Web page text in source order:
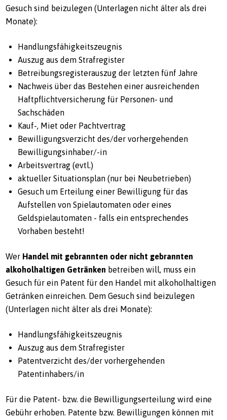
Gesuch sind beizulegen (Unterlagen nicht älter als drei
Monate):
Handlungsfähigkeitszeugnis
Auszug aus dem Strafregister
Betreibungsregisterauszug der letzten fünf Jahre
Nachweis über das Bestehen einer ausreichenden
Haftpflichtversicherung für Personen- und
Sachschäden
Kauf-, Miet oder Pachtvertrag
Bewilligungsverzicht des/der vorhergehenden
Bewilligungsinhaber/-in
Arbeitsvertrag (evtl.)
aktueller Situationsplan (nur bei Neubetrieben)
Gesuch um Erteilung einer Bewilligung für das
Aufstellen von Spielautomaten oder eines
Geldspielautomaten - falls ein entsprechendes
Vorhaben besteht!
Wer Handel mit gebrannten oder nicht gebrannten
alkoholhaltigen Getränken betreiben will, muss ein
Gesuch für ein Patent für den Handel mit alkoholhaltigen
Getränken einreichen. Dem Gesuch sind beizulegen
(Unterlagen nicht älter als drei Monate):
Handlungsfähigkeitszeugnis
Auszug aus dem Strafregister
Patentverzicht des/der vorhergehenden
Patentinhabers/in
Für die Patent- bzw. die Bewilligungserteilung wird eine
Gebühr erhoben. Patente bzw. Bewilligungen können mit